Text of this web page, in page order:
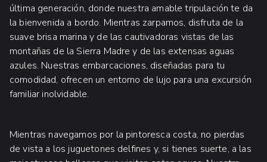
última generación, donde nuestra amable tripulación te da
la bienvenida a bordo. Mientras zarpamos, disfruta de la
suave brisa marina y de las cautivadoras vistas de las
montañas de la Sierra Madre y de las extensas aguas
azules. Nuestras embarcaciones, diseñadas para tu
comodidad, ofrecen un entorno de lujo para una excursión
familiar inolvidable.
Mientras navegamos por la pintoresca costa, no pierdas
de vista a los juguetones delfines y, si tienes suerte, a las